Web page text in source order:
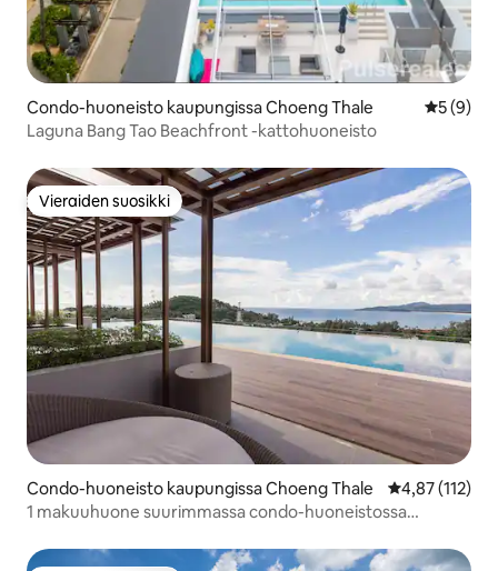
Condo-huoneisto kaupungissa Choeng Thale
5 (9)
Laguna Bang Tao Beachfront -kattohuoneisto
Vieraiden suosikki
Vieraiden suosikki
Condo-huoneisto kaupungissa Choeng Thale
4,87 (112)
1 makuuhuone suurimmassa condo-huoneistossa